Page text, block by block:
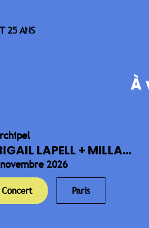
25 ANS
À
LAPELL + MILLA...
2026
Concert Paris